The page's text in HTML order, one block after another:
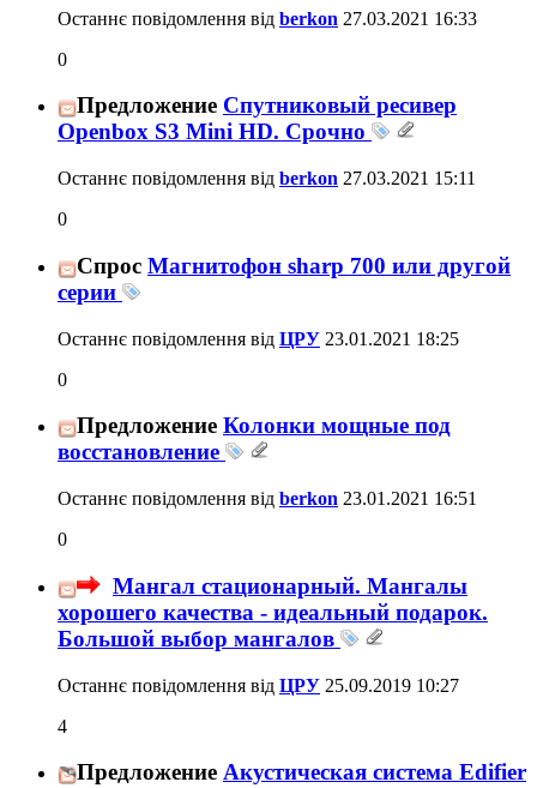
Останнє повідомлення від berkon 27.03.2021 16:33
0
Предложение Спутниковый ресивер
Openbox S3 Mini HD. Срочно
Останнє повідомлення від berkon 27.03.2021 15:11
0
Спрос Магнитофон sharp 700 или другой
серии
Останнє повідомлення від ЦРУ 23.01.2021 18:25
0
Предложение Колонки мощные под
восстановление
Останнє повідомлення від berkon 23.01.2021 16:51
0
Мангал стационарный. Мангалы
хорошего качества - идеальный подарок.
Большой выбор мангалов
Останнє повідомлення від ЦРУ 25.09.2019 10:27
4
Предложение Акустическая система Edifier